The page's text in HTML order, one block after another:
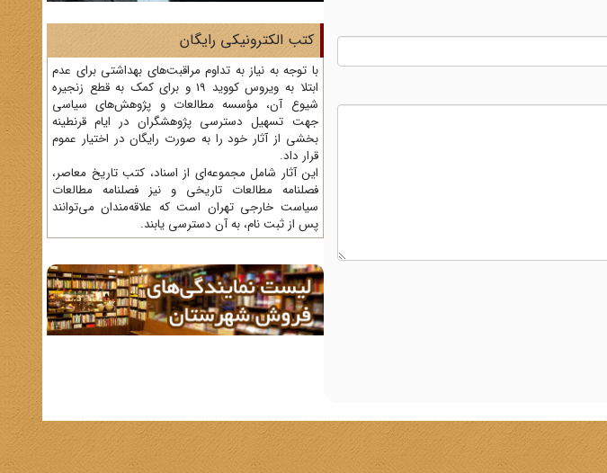
کتب الکترونیکی رایگان
با توجه به نیاز به تداوم مراقبت‌های بهداشتی برای عدم
ابتلا به ویروس کووید 19 و برای کمک به قطع زنجیره
شیوع آن، مؤسسه مطالعات و پژوهش‌های سیاسی
جهت تسهیل دسترسی پژوهشگران در ایام قرنطینه
بخشی از آثار خود را به صورت رایگان در اختیار عموم
قرار داد.
این آثار شامل مجموعه‌ای از اسناد، کتب تاریخ معاصر،
فصلنامه‌ مطالعات تاریخی و نیز فصلنامه مطالعات
سیاست خارجی تهران است که علاقه‌مندان می‌توانند
پس از ثبت نام، به آن دسترسی یابند.